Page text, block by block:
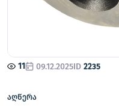
11 09.12.2025ID 2235
აღწერა